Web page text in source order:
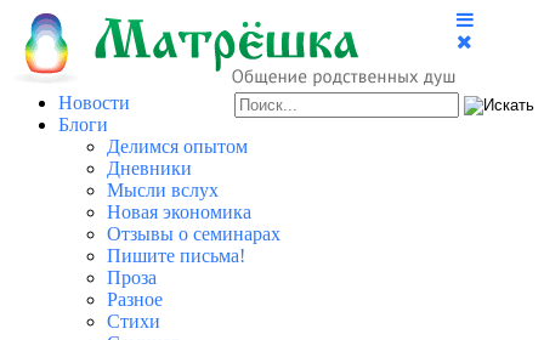
Новости
Блоги
Делимся опытом
Дневники
Мысли вслух
Новая экономика
Отзывы о семинарах
Пишите письма!
Проза
Разное
Стихи